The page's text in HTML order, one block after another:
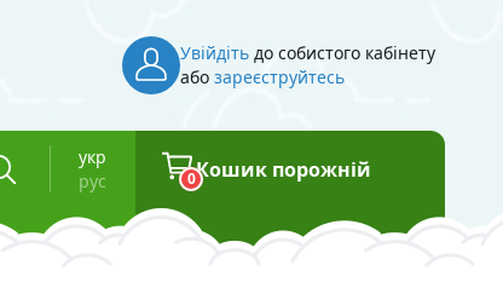
Увійдітьдо собистого кабінету
або зареєструйтесь
укр
рус
0Кошик порожній